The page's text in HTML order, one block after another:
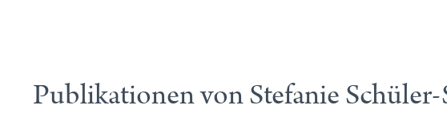
Publikationen von Stefanie